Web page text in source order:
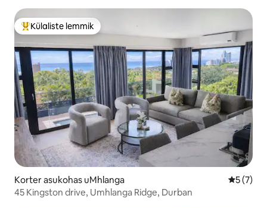
Külaliste suur lemmik
Külaliste lemmik
Korter asukohas uMhlanga
5 (7)
45 Kingston drive, Umhlanga Ridge, Durban